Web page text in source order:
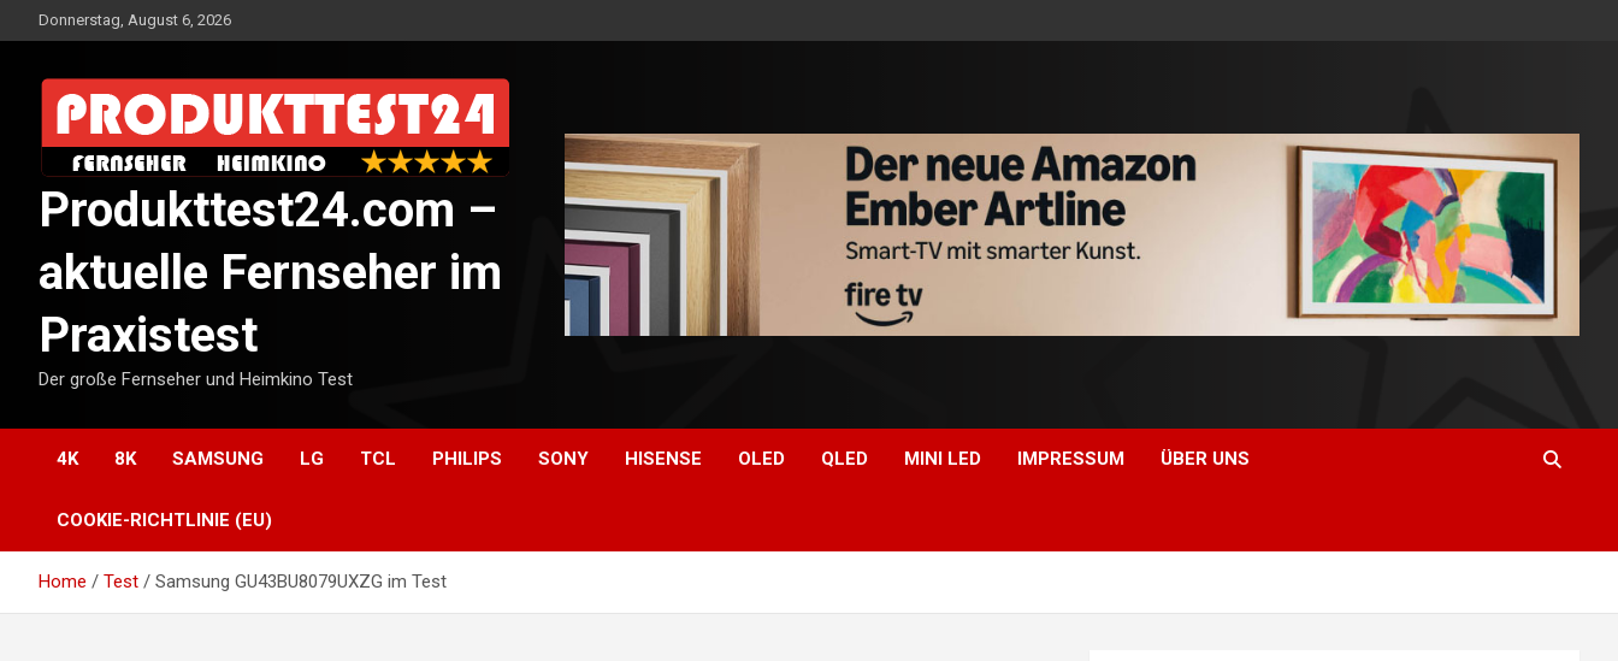
to
Donnerstag, August 6, 2026
Produkttest24.com –
aktuelle Fernseher im
Praxistest
Der große Fernseher und Heimkino Test
4K 8K SAMSUNG LG TCL PHILIPS SONY HISENSE OLED QLED MINI LED IMPRESSUM ÜBER UNS
COOKIE-RICHTLINIE (EU)
Home Test Samsung GU43BU8079UXZG im Test